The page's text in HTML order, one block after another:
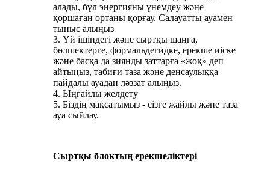
алады, бұл энергияны үнемдеу және
қоршаған ортаны қорғау. Салауатты ауамен
тыныс алыңыз
3. Үй ішіндегі және сыртқы шаңға,
бөлшектерге, формальдегидке, ерекше иіске
және басқа да зиянды заттарға «жоқ» деп
айтыңыз, табиғи таза және денсаулыққа
пайдалы ауадан ләззат алыңыз.
4. Ыңғайлы желдету
5. Біздің мақсатымыз - сізге жайлы және таза
ауа сыйлау.
Сыртқы блоктың ерекшеліктері